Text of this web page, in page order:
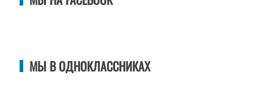
МЫ В ОДНОКЛАССНИКАХ